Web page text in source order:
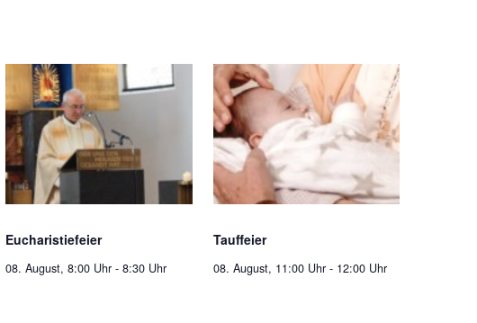
Eucharistiefeier
08. August, 8:00 Uhr - 8:30 Uhr
Tauffeier
08. August, 11:00 Uhr - 12:00 Uhr